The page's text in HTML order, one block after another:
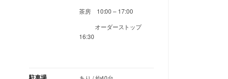
茶房 10:00 – 17:00
オーダーストップ
16:30
駐車場